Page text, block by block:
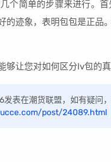
个简单的步骤来进行。
的迹象，表明包包是正
够让您对如何区分lv包的
表在潮货联盟，如有疑问，
post/24089.html